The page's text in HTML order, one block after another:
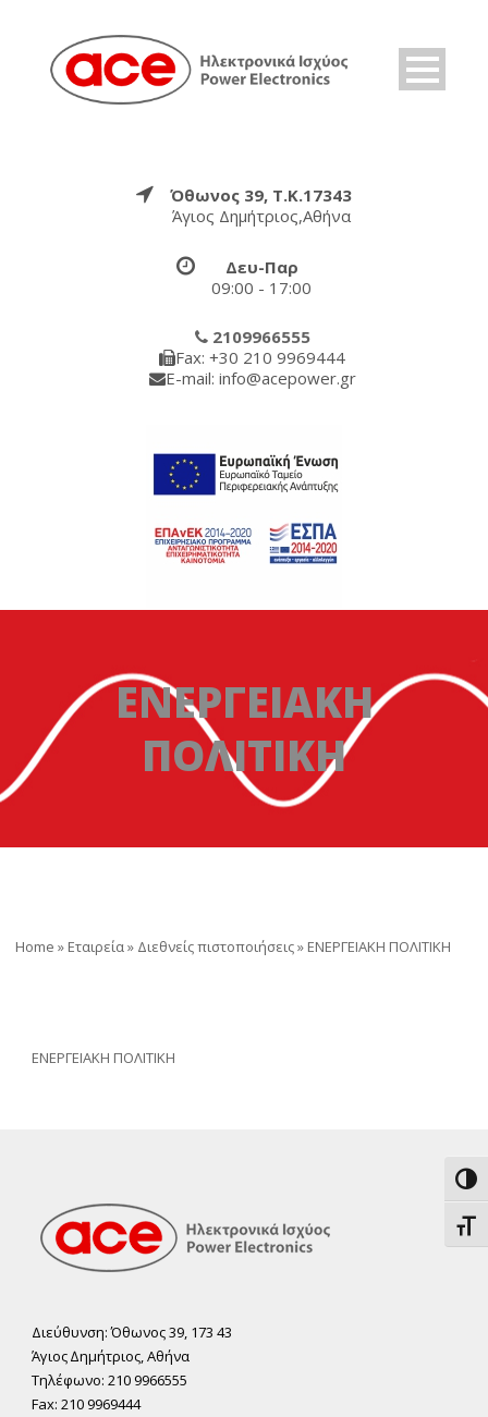
Όθωνος 39, Τ.Κ.17343
Άγιος Δημήτριος,Αθήνα
Δευ-Παρ
09:00 - 17:00
2109966555
Fax: +30 210 9969444
E-mail: info@acepower.gr
ΕΝΕΡΓΕΙΑΚΗ
ΠΟΛΙΤΙΚΗ
Home » Εταιρεία» Διεθνείς πιστοποιήσεις» ΕΝΕΡΓΕΙΑΚΗ ΠΟΛΙΤΙΚΗ
ΕΝΕΡΓΕΙΑΚΗ ΠΟΛΙΤΙΚΗ
Διεύθυνση: Όθωνος 39, 173 43
Άγιος ∆ηµήτριος, Αθήνα
Τηλέφωνο: 210 9966555
Fax: 210 9969444